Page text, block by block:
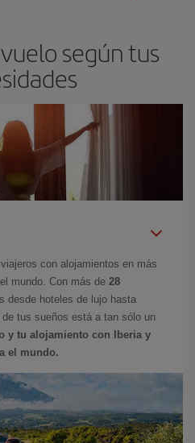
según tus
con alojamientos en más
mundo. Con más de 28
desde hoteles de lujo hasta
tus sueños está a tan sólo un
y tu alojamiento con Iberia y
el mundo.